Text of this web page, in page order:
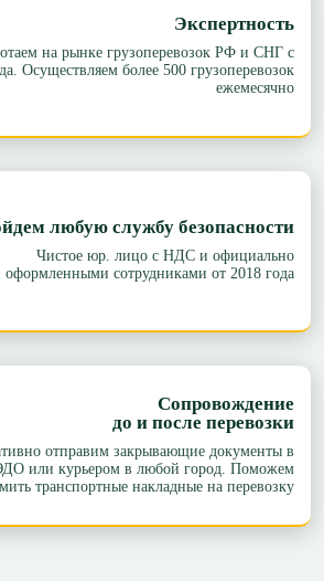
Экспертность
на рынке грузоперевозок РФ и СНГ с
Осуществляем более 500 грузоперевозок
ежемесячно
любую службу безопасности
Чистое юр. лицо с НДС и официально
оформленными сотрудниками от 2018 года
Сопровождение
до и после перевозки
отправим закрывающие документы в
или курьером в любой город. Поможем
транспортные накладные на перевозку